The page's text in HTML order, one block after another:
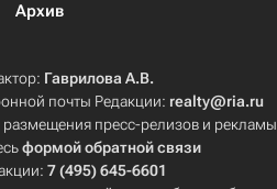
Архив
Гаврилова А.В.
почты Редакции: realty@ria.ru
пресс-релизов и рекламы
формой обратной связи
7 (495) 645-6601